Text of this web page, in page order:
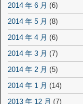
2014 年 6 月 (6)
2014 年 5 月 (8)
2014 年 4 月 (6)
2014 年 3 月 (7)
2014 年 2 月 (5)
2014 年 1 月 (14)
2013 年 12 月 (7)